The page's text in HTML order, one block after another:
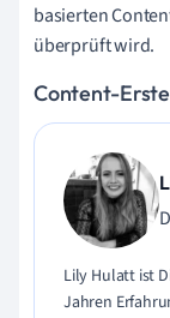
basierten
überprüft wird.
Content-
Lily Hulatt ist
Jahren